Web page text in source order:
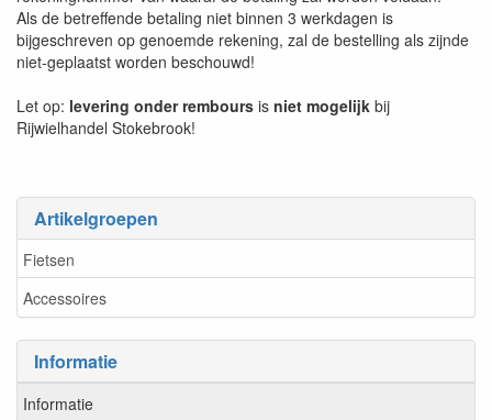
Artikelgroepen
Fietsen
Accessoires
Informatie
Informatie
Als de betreffende betaling niet binnen 3 werkdagen is
bijgeschreven op genoemde rekening, zal de bestelling als zijnde
niet-geplaatst worden beschouwd!
Let op: levering onder rembours is niet mogelijk bij
Rijwielhandel Stokebrook!